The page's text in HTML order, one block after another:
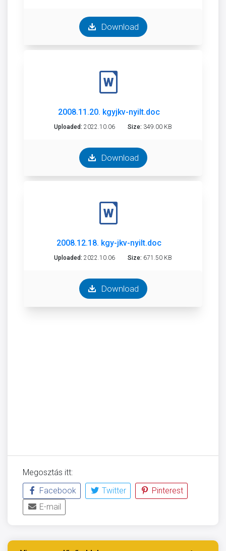
Download
2008.11.20. kgyjkv-nyilt.doc
Uploaded: 2022.10.06 Size: 349.00 KB
Download
2008.12.18. kgy-jkv-nyilt.doc
Uploaded: 2022.10.06 Size: 671.50 KB
Download
Megosztás itt:
Facebook
Twitter
Pinterest
E-mail